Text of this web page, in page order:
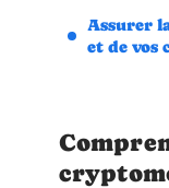
Assurer
et de vos